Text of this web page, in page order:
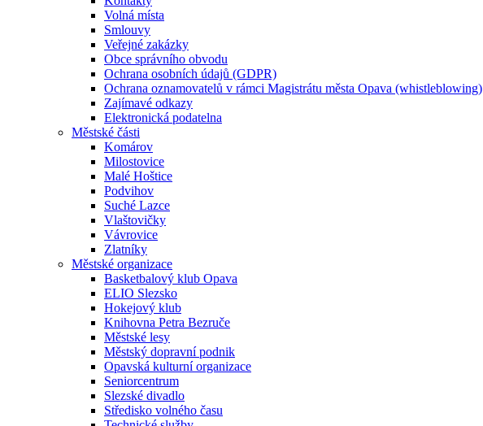
Volná místa
Smlouvy
Veřejné zakázky
Obce správního obvodu
Ochrana osobních údajů (GDPR)
Ochrana oznamovatelů v rámci Magistrátu města Opava (whistleblowing)
Zajímavé odkazy
Elektronická podatelna
Městské části
Komárov
Milostovice
Malé Hoštice
Podvihov
Suché Lazce
Vlaštovičky
Vávrovice
Zlatníky
Městské organizace
Basketbalový klub Opava
ELIO Slezsko
Hokejový klub
Knihovna Petra Bezruče
Městské lesy
Městský dopravní podnik
Opavská kulturní organizace
Seniorcentrum
Slezské divadlo
Středisko volného času